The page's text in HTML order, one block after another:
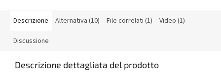
Descrizione Alternativa (10) File correlati (1) Video (1)
Discussione
Descrizione dettagliata del prodotto